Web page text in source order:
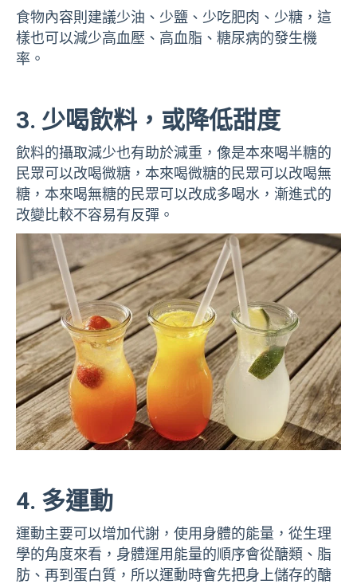
食物內容則建議少油、少鹽、少吃肥肉、少糖，這
樣也可以減少高血壓、高血脂、糖尿病的發生機
率。
3. 少喝飲料，或降低甜度
飲料的攝取減少也有助於減重，像是本來喝半糖的
民眾可以改喝微糖，本來喝微糖的民眾可以改喝無
糖，本來喝無糖的民眾可以改成多喝水，漸進式的
改變比較不容易有反彈。
4. 多運動
運動主要可以增加代謝，使用身體的能量，從生理
學的角度來看，身體運用能量的順序會從醣類、脂
肪、再到蛋白質，所以運動時會先把身上儲存的醣